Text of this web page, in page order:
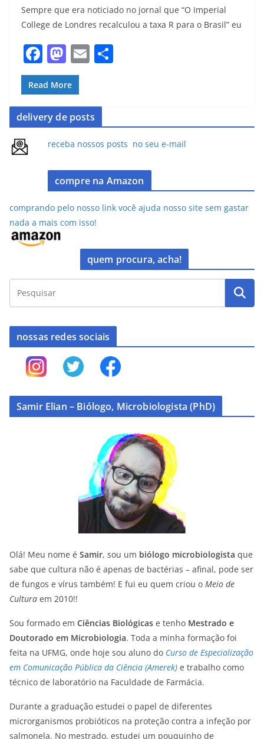
Sempre que era noticiado no jornal que “O Imperial
College de Londres recalculou a taxa R para o Brasil” eu
F
a
c
e
b
o
o
k
M
a
st
o
d
o
n
E
l
Read More
delivery de posts
receba nossos posts no seu e-mail
compre na Amazon
comprando pelo nosso link você ajuda nosso site sem gastar
nada a mais com isso!
quem procura, acha!
nossas redes sociais
Samir Elian – Biólogo, Microbiologista (PhD)
Olá! Meu nome é Samir, sou um biólogo microbiologista que
sabe que cultura não é apenas de bactérias – afinal, pode ser
de fungos e vírus também! E fui eu quem criou o Meio de
Cultura em 2010!!
Sou formado em Ciências Biológicas e tenho Mestrado e
Doutorado em Microbiologia. Toda a minha formação foi
feita na UFMG, onde hoje sou aluno do Curso de Especialização
em Comunicação Pública da Ciência (Amerek) e trabalho como
técnico de laboratório na Faculdade de Farmácia.
Durante a graduação estudei o papel de diferentes
microrganismos probióticos na proteção contra a infeção por
salmonela. No mestrado, estudei um pouquinho de